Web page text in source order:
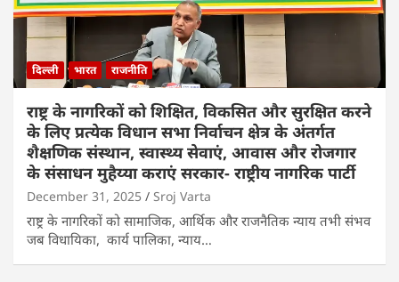
दिल्ली भारत राजनीति
राष्ट्र के नागरिकों को शिक्षित, विकसित और सुरक्षित करने
के लिए प्रत्येक विधान सभा निर्वाचन क्षेत्र के अंतर्गत
शैक्षणिक संस्थान, स्वास्थ्य सेवाएं, आवास और रोजगार
के संसाधन मुहैय्या कराएं सरकार- राष्ट्रीय नागरिक पार्टी
December 31, 2025 Sroj Varta
राष्ट्र के नागरिकों को सामाजिक, आर्थिक और राजनैतिक न्याय तभी संभव
जब विधायिका, कार्य पालिका, न्याय…